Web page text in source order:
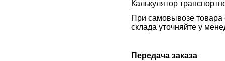
Калькулятор
При самовывозе товара
склада уточняйте у
Передача заказа